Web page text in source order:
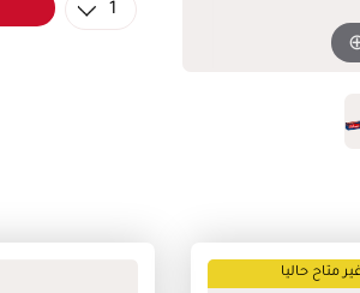
1
متاح حاليا